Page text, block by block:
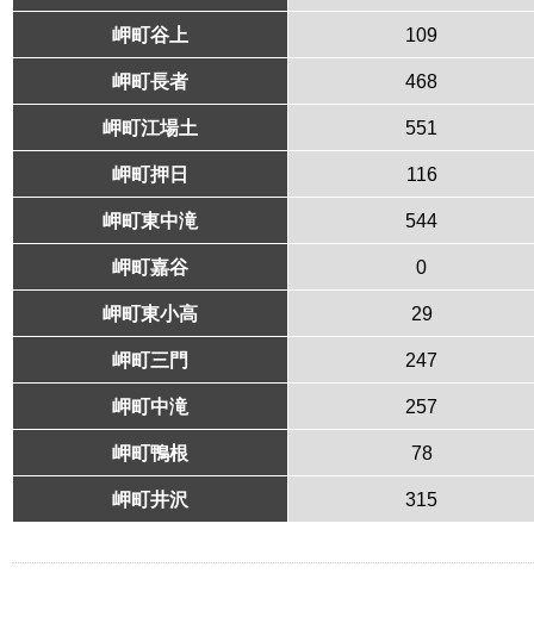
岬町谷上 109
岬町長者 468
岬町江場土 551
岬町押日 116
岬町東中滝 544
岬町嘉谷 0
岬町東小高 29
岬町三門 247
岬町中滝 257
岬町鴨根 78
岬町井沢 315